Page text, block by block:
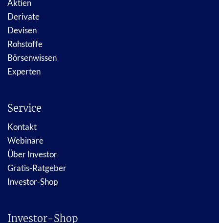
Aktien
Derivate
Devisen
Rohstoffe
Börsenwissen
Experten
Service
Kontakt
Webinare
Über Investor
Gratis-Ratgeber
Investor-Shop
Investor-Shop